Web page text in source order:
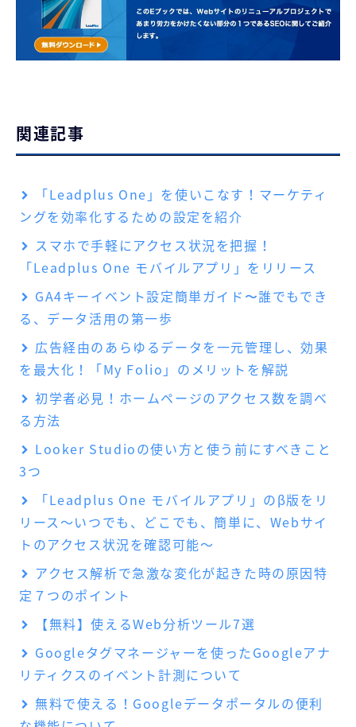
関連記事
「Leadplus One」を使いこなす！マーケティ
ングを効率化するための設定を紹介
スマホで手軽にアクセス状況を把握！
「Leadplus One モバイルアプリ」をリリース
GA4キーイベント設定簡単ガイド〜誰でもでき
る、データ活用の第一歩
広告経由のあらゆるデータを一元管理し、効果
を最大化！「My Folio」のメリットを解説
初学者必見！ホームページのアクセス数を調べ
る方法
Looker Studioの使い方と使う前にすべきこと
3つ
「Leadplus One モバイルアプリ」のβ版をリ
リース～いつでも、どこでも、簡単に、Webサイ
トのアクセス状況を確認可能～
アクセス解析で急激な変化が起きた時の原因特
定７つのポイント
【無料】使えるWeb分析ツール7選
Googleタグマネージャーを使ったGoogleアナ
リティクスのイベント計測について
無料で使える！Googleデータポータルの便利